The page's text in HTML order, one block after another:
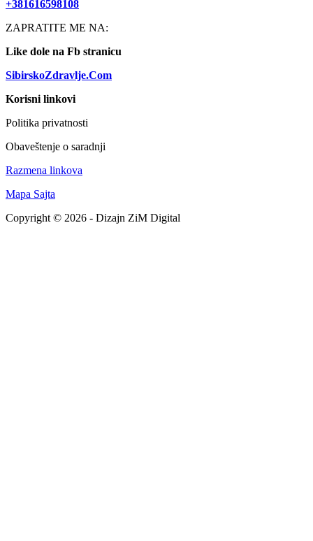
+381616598108
ZAPRATITE ME NA:
Like dole na Fb stranicu
SibirskoZdravlje.Com
Korisni linkovi
Politika privatnosti
Obaveštenje o saradnji
Razmena linkova
Mapa Sajta
Copyright © 2026 - Dizajn ZiM Digital